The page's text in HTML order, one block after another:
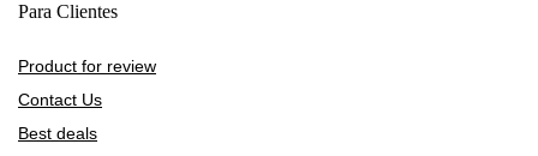
Para Clientes
Product for review
Contact Us
Best deals